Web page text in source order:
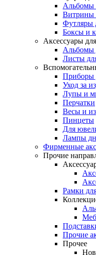
Альбомы
Витрины
Футляры
Боксы и
Аксессуары
Альбомы
Листы
Приборы
Уход за
Лупы и
Перчатки
Весы и
Пинцеты
Для
Лампы
Фирменные
Прочие
Рамки
Прочие
Прочее